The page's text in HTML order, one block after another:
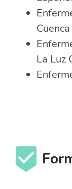
Cuenca
La Luz